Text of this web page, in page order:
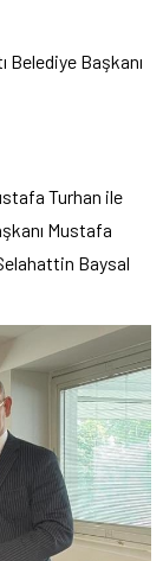
Belediye Başkanı
Turhan ile
Mustafa
Baysal